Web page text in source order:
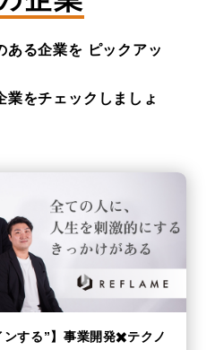
ある企業を ピックアッ
業をチェックしましょ
ンする”】事業開発✖️テクノ